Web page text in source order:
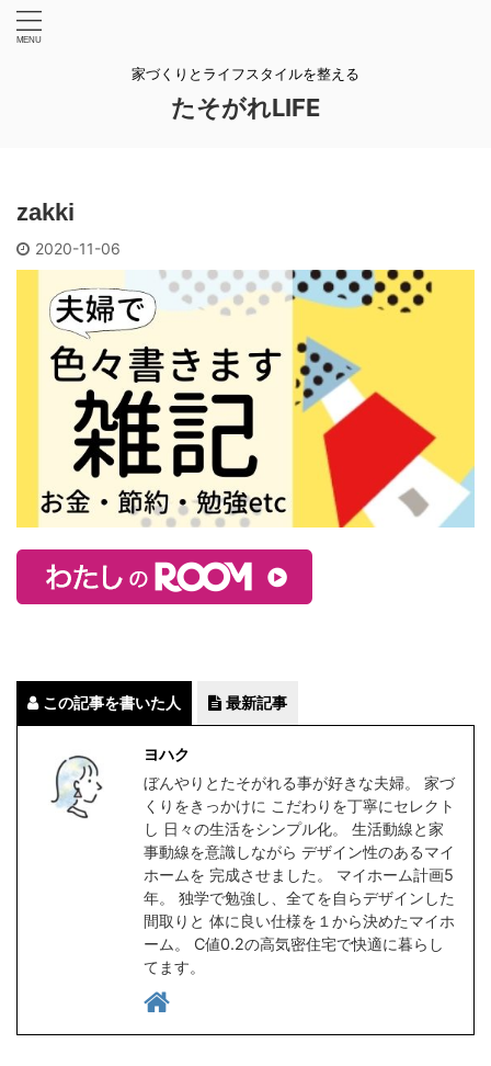
家づくりとライフスタイルを整える
たそがれLIFE
zakki
2020-11-06
この記事を書いた人 最新記事
ヨハク
ぼんやりとたそがれる事が好きな夫婦。 家づ
くりをきっかけに こだわりを丁寧にセレクト
し 日々の生活をシンプル化。 生活動線と家
事動線を意識しながら デザイン性のあるマイ
ホームを 完成させました。 マイホーム計画5
年。 独学で勉強し、全てを自らデザインした
間取りと 体に良い仕様を１から決めたマイホ
ーム。 C値0.2の高気密住宅で快適に暮らし
てます。